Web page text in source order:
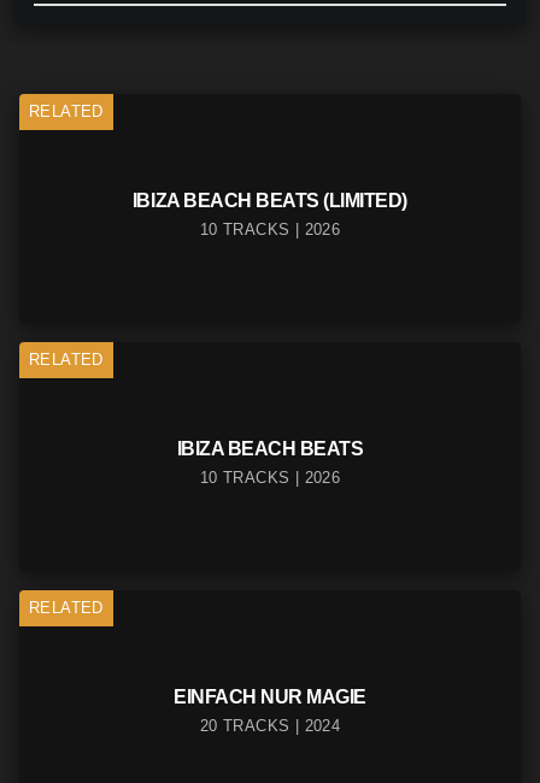
RELATED
IBIZA BEACH BEATS (LIMITED)
10 TRACKS | 2026
RELATED
IBIZA BEACH BEATS
10 TRACKS | 2026
RELATED
EINFACH NUR MAGIE
20 TRACKS | 2024